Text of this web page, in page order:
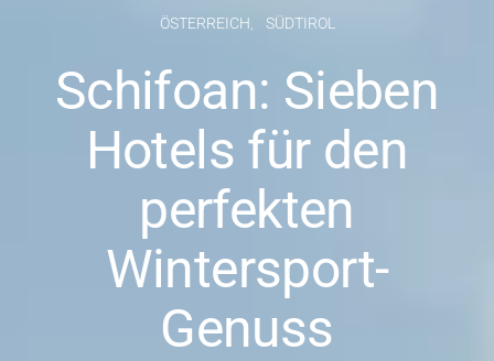
ÖSTERREICH SÜDTIROL
Schifoan: Sieben
Hotels für den
perfekten
Wintersport-
Genuss